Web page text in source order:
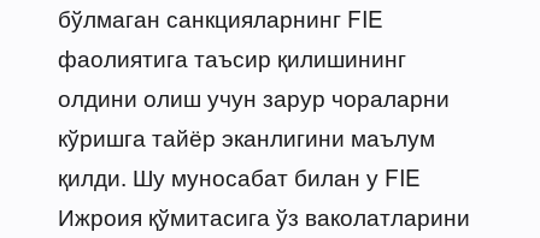
бўлмаган санкцияларнинг FIE
фаолиятига таъсир қилишининг
олдини олиш учун зарур чораларни
кўришга тайёр эканлигини маълум
қилди. Шу муносабат билан у FIE
Ижроия қўмитасига ўз ваколатларини